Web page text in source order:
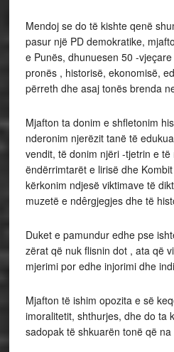
Mendoj se do të kishte qenë
pasur një PD demokratike,
e Punës, dhunuesen 50 -
pronës , historisë, ekonomisë,
përreth dhe asaj tonës brenda
Mjafton ta donim e shfletonim
nderonim njerëzit tanë të
vendit, të donim njëri -tjetrin e
ëndërrimtarët e lirisë dhe
kërkonim ndjesë viktimave të
muzetë e ndêrgjegjes dhe të
Duket e pamundur edhe pse
zërat që nuk flisnin dot , ata që
mjerimi por edhe injorimi dhe
Mjafton të ishim opozita e së
imoralitetit, shthurjes, dhe do ta
sadopak të shkuarën tonë që